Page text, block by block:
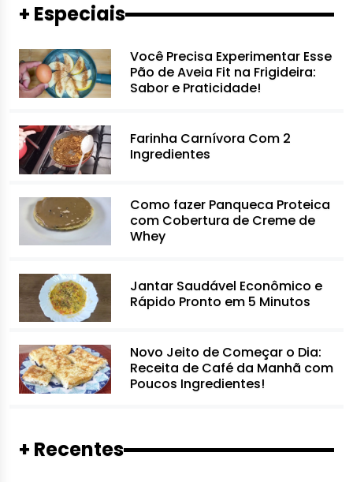
+ Especiais
Você Precisa Experimentar Esse
Pão de Aveia Fit na Frigideira:
Sabor e Praticidade!
Farinha Carnívora Com 2
Ingredientes
Como fazer Panqueca Proteica
com Cobertura de Creme de
Whey
Jantar Saudável Econômico e
Rápido Pronto em 5 Minutos
Novo Jeito de Começar o Dia:
Receita de Café da Manhã com
Poucos Ingredientes!
+ Recentes